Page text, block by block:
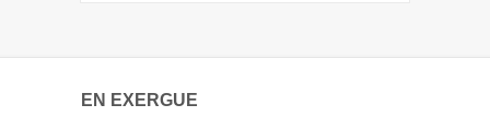
EN EXERGUE